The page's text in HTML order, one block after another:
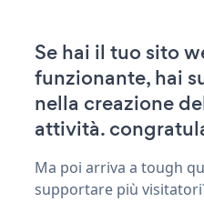
Se hai il tuo sito
funzionante, hai
nella creazione
attività.
Ma poi arriva a tough
supportare più